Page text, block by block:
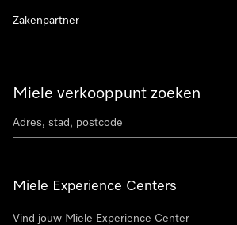
Miele verkooppunt zoeken
Miele Experience Centers
Vind jouw Miele Experience Center
Zakenpartner